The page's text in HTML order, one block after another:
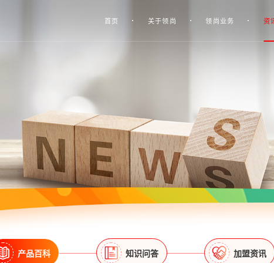
首页 关于领尚 领尚业务 资
产品百科 知识问答 加盟资讯